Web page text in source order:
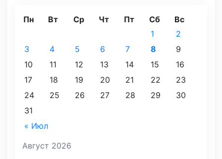
Август 2026
Пн Вт Ср Чт Пт Сб Вс
« Июл
1
2
3
4 5 6 7 8
9
10
11 12 13 14 15
16
17
18 19 20 21 22
23
24
25 26 27 28 29
30
31